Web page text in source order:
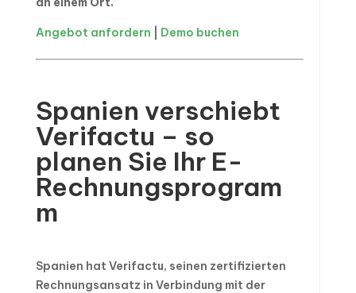
Angebot anfordern Demo buchen
Spanien verschiebt
Verifactu – so
planen Sie Ihr E-
Rechnungsprogram
m
Spanien hat Verifactu, seinen zertifizierten
Rechnungsansatz in Verbindung mit der